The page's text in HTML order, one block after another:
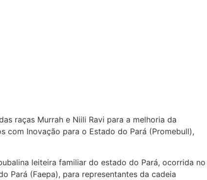
raças Murrah e Niili Ravi para a melhoria da
com Inovação para o Estado do Pará (Promebull),
leiteira familiar do estado do Pará, ocorrida no
Pará (Faepa), para representantes da cadeia